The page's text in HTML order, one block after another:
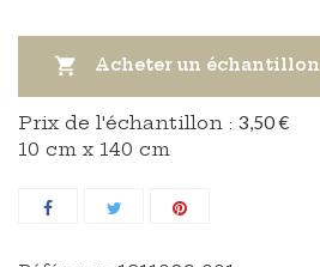
 Acheter un échantillon
Prix ​​de l'échantillon : 3,50 €
10 cm x 140 cm